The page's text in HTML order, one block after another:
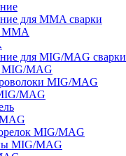
для MMA сварки
MMA
для MIG/MAG сварки
MIG/MAG
MIG/MAG
MAG
MIG/MAG
MIG/MAG